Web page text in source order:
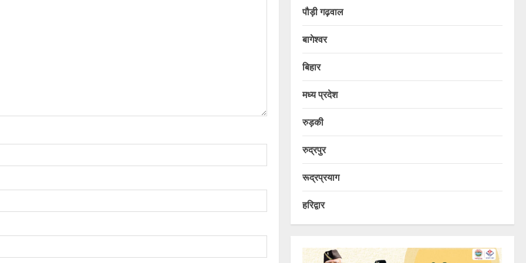
पौड़ी गढ़वाल
बागेश्वर
बिहार
मध्य प्रदेश
रुड़की
रुद्रपुर
रूद्रप्रयाग
हरिद्वार